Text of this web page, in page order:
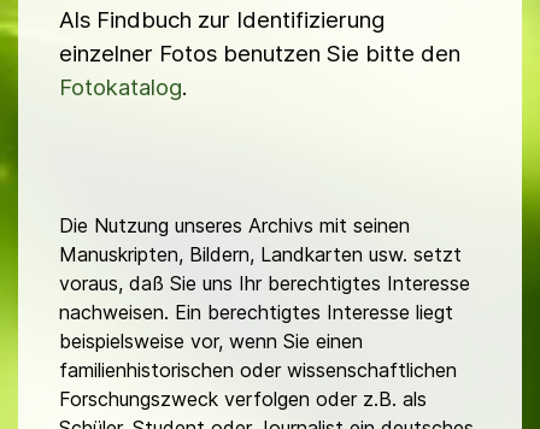
Als Findbuch zur Identifizierung
einzelner Fotos benutzen Sie bitte den
Fotokatalog.
Die Nutzung unseres Archivs mit seinen
Manuskripten, Bildern, Landkarten usw. setzt
voraus, daß Sie uns Ihr berechtigtes Interesse
nachweisen. Ein berechtigtes Interesse liegt
beispielsweise vor, wenn Sie einen
familienhistorischen oder wissenschaftlichen
Forschungszweck verfolgen oder z.B. als